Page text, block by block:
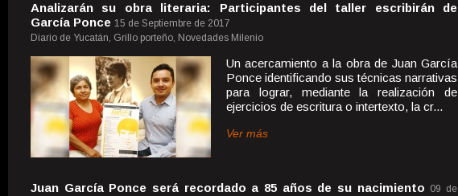
Analizarán su obra literaria: Participantes del taller escribirán de
García Ponce 15 de Septiembre de 2017
Diario de Yucatán, Grillo porteño, Novedades Milenio
Un acercamiento a la obra de Juan García
Ponce identificando sus técnicas narrativas
para lograr, mediante la realización de
ejercicios de escritura o intertexto, la cr...
Ver más
Juan García Ponce será recordado a 85 años de su nacimiento 09 de